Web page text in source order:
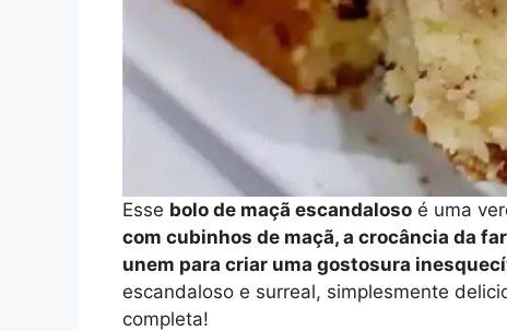
Esse bolo de maçã escandaloso é uma
com cubinhos de maçã, a crocância da
unem para criar uma gostosura
escandaloso e surreal, simplesmente
completa!